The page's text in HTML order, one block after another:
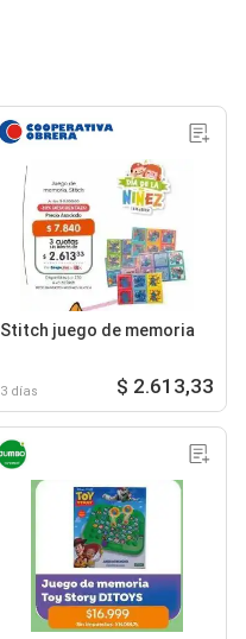
Stitch juego de memoria
3 días $ 2.613,33